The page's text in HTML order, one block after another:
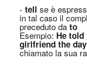
- tell se è
in tal caso il
preceduto da to
Esempio: He told
girlfriend the
chiamato la sua